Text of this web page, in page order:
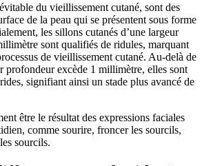
du vieillissement cutané, sont des
de la peau qui se présentent sous forme
les sillons cutanés d’une largeur
sont qualifiés de ridules, marquant
de vieillissement cutané. Au-delà de
profondeur excède 1 millimètre, elles sont
signifiant ainsi un stade plus avancé de
être le résultat des expressions faciales
comme sourire, froncer les sourcils,
sourcils.